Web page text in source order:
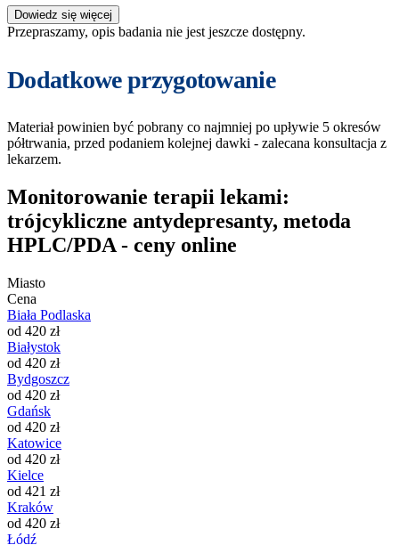
Dowiedz się więcej
Przepraszamy, opis badania nie jest jeszcze dostępny.
Dodatkowe przygotowanie
Materiał powinien być pobrany co najmniej po upływie 5 okresów
półtrwania, przed podaniem kolejnej dawki - zalecana konsultacja z
lekarzem.
Monitorowanie terapii lekami:
trójcykliczne antydepresanty, metoda
HPLC/PDA - ceny online
Miasto
Cena
Biała Podlaska
od 420 zł
Białystok
od 420 zł
Bydgoszcz
od 420 zł
Gdańsk
od 420 zł
Katowice
od 420 zł
Kielce
od 421 zł
Kraków
od 420 zł
Łódź